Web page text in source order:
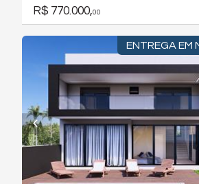
R$ 770.000,00
ENTREGA EM